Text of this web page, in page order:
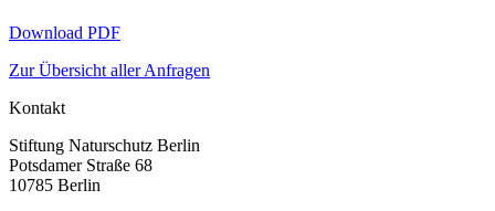
Download PDF
Zur Übersicht aller Anfragen
Kontakt
Stiftung Naturschutz Berlin
Potsdamer Straße 68
10785 Berlin